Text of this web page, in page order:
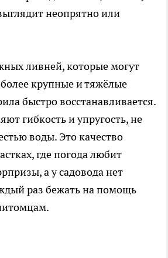
неопрятно или
ливней, которые могут
крупные и тяжёлые
быстро восстанавливается.
гибкость и упругость, не
воды. Это качество
где погода любит
а у садовода нет
раз бежать на помощь